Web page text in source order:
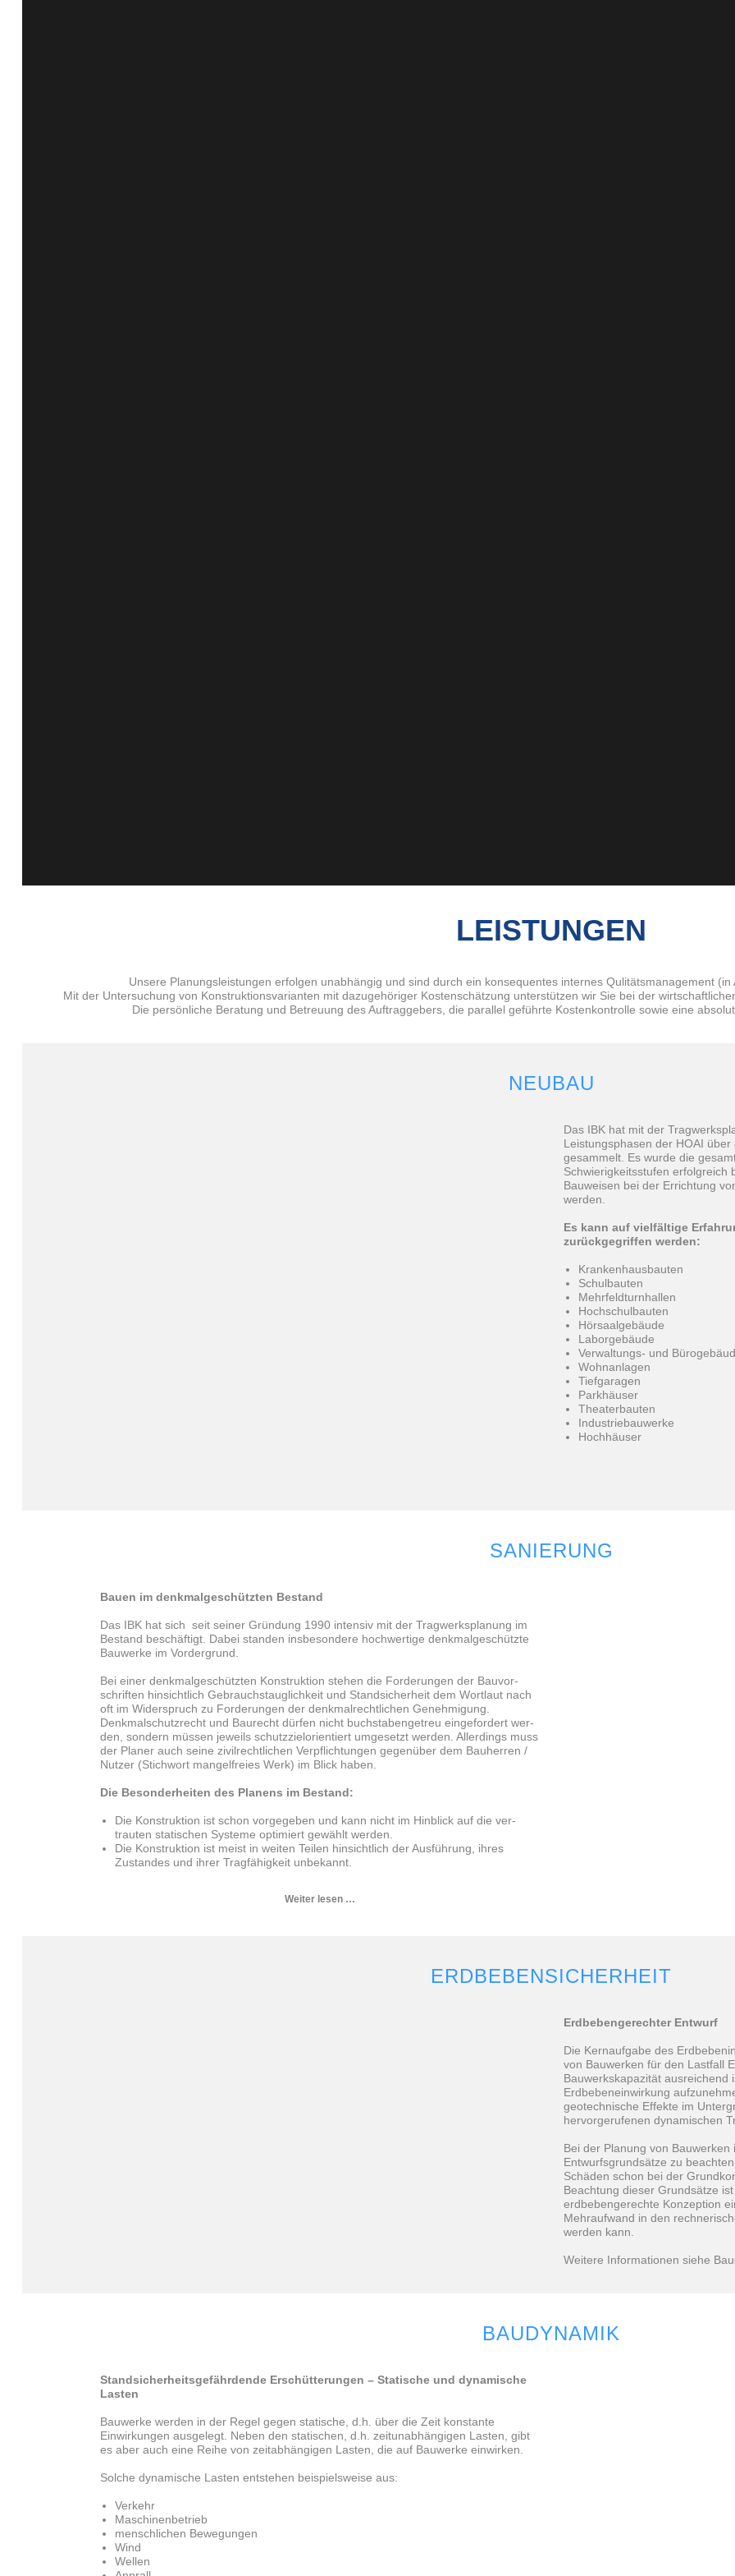
LEISTUNGEN
Unsere Planungsleistungen erfolgen unabhängig und sind durch ein konsequentes internes Qulitätsmanagement
Mit der Untersuchung von Konstruktionsvarianten mit dazugehöriger Kostenschätzung unterstützen wir Sie bei der
Die persönliche Beratung und Betreuung des Auftraggebers, die parallel geführte Kostenkontrolle sowie eine
NEUBAU
Das IBK hat mit der
Leistungsphasen der HOAI
gesammelt. Es wurde die
Schwierigkeitsstufen erfolgreich
Bauweisen bei der Errichtung
werden.
Es kann auf vielfältige
zurückgegriffen werden:
Krankenhausbauten
Schulbauten
Mehrfeldturnhallen
Hochschulbauten
Hörsaalgebäude
Laborgebäude
Verwaltungs- und
Wohnanlagen
Tiefgaragen
Parkhäuser
Theaterbauten
Industriebauwerke
Hochhäuser
SANIERUNG
Bauen im denkmalgeschützten Bestand
Das IBK hat sich seit seiner Gründung 1990 intensiv mit der Tragwerksplanung im
Bestand beschäftigt. Dabei standen insbesondere hochwertige denkmalgeschützte
Bauwerke im Vordergrund.
Bei einer denkmalgeschützten Konstruk­tion stehen die Forderungen der Bauvor­
schriften hinsichtlich Gebrauchstauglich­keit und Standsicherheit dem Wortlaut nach
oft im Widerspruch zu Forderungen der denkmalrechtlichen Genehmigung.
Denkmalschutzrecht und Baurecht dürfen nicht buchstabengetreu eingefordert wer­
den, sondern müssen jeweils schutzzielori­entiert umgesetzt werden. Allerdings muss
der Planer auch seine zivilrechtlichen Ver­pflichtungen gegenüber dem Bauherren /
Nutzer (Stichwort mangelfreies Werk) im Blick haben.
Die Besonderheiten des Planens im Bestand:
Die Konstruktion ist schon vorgegeben und kann nicht im Hinblick auf die ver­
trauten statischen Systeme optimiert ge­wählt werden.
Die Konstruktion ist meist in weiten Teilen hinsichtlich der Aus­führung, ihres
Zustandes und ihrer Trag­fähigkeit unbekannt.
Weiter lesen …
ERDBEBENSICHERHEIT
Erdbebengerechter Entwurf
Die Kernaufgabe des
von Bauwerken für den Lastfall
Bauwerkskapazität ausreichend
Erdbebeneinwirkung
geotechnische Effekte im
hervorgerufenen dynamischen
Bei der Planung von
Entwurfsgrundsätze zu
Schäden schon bei der
Beachtung dieser Grundsätze
erdbebengerechte Konzeption
Mehraufwand in den
werden kann.
Weitere Informationen siehe
BAUDYNAMIK
Standsicherheitsgefährdende Erschütterungen – Statische und dynamische
Lasten
Bauwerke werden in der Regel gegen statische, d.h. über die Zeit konstante
Einwirkungen ausgelegt. Neben den statischen, d.h. zeitunabhängigen Lasten, gibt
es aber auch eine Reihe von zeitabhängigen Lasten, die auf Bauwerke einwirken.
Solche dynamische Lasten entstehen beispielsweise aus:
Verkehr
Maschinenbetrieb
menschlichen Bewegungen
Wind
Wellen